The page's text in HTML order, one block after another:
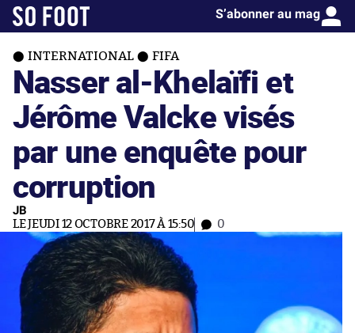
S’abonner au mag
INTERNATIONAL FIFA
Nasser al-Khelaïfi et
Jérôme Valcke visés
par une enquête pour
corruption
JB
LE JEUDI 12 OCTOBRE 2017 À 15:50 0